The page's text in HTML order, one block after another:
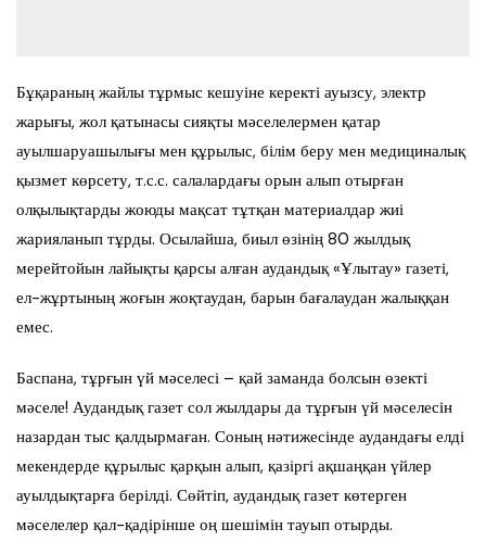
Бұқараның жайлы тұрмыс кешуіне керекті ауызсу, электр
жарығы, жол қатынасы сияқты мәселелермен қатар
ауылшаруашылығы мен құрылыс, білім беру мен медициналық
қызмет көрсету, т.с.с. салалардағы орын алып отырған
олқылықтарды жоюды мақсат тұтқан материалдар жиі
жарияланып тұрды. Осылайша, биыл өзінің 80 жылдық
мерейтойын лайықты қарсы алған аудандық «Ұлытау» газеті,
ел-жұртының жоғын жоқтаудан, барын бағалаудан жалыққан
емес.
Баспана, тұрғын үй мәселесі – қай заманда болсын өзекті
мәселе! Аудандық газет сол жылдары да тұрғын үй мәселесін
назардан тыс қалдырмаған. Соның нәтижесінде аудандағы елді
мекендерде құрылыс қарқын алып, қазіргі ақшаңқан үйлер
ауылдықтарға берілді. Сөйтіп, аудандық газет көтерген
мәселелер қал-қадірінше оң шешімін тауып отырды.